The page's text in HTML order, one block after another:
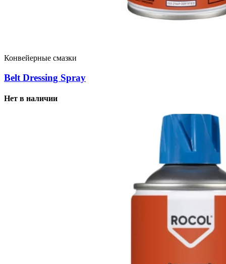
Конвейерные смазки
Belt Dressing Spray
Нет в наличии